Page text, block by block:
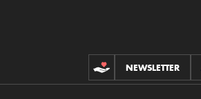
CONTRIBUCIONES
NEWSLETTER